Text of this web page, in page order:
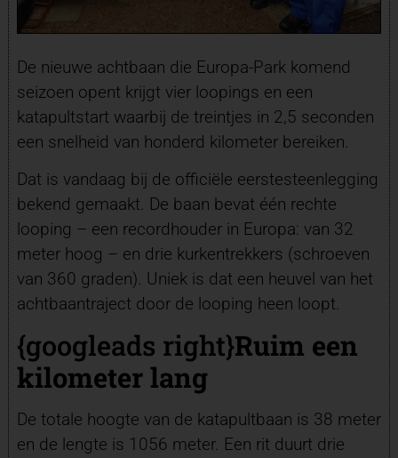
De nieuwe achtbaan die Europa-Park komend
seizoen opent krijgt vier loopings en een
katapultstart waarbij de treintjes in 2,5 seconden
een snelheid van honderd kilometer bereiken.
Dat is vandaag bij de officiële eerstesteenlegging
bekend gemaakt. De baan bevat één rechte
looping – een recordhouder in Europa: van 32
meter hoog – en drie kurkentrekkers (schroeven
van 360 graden). Uniek is dat een heuvel van het
achtbaantraject door de looping heen loopt.
{googleads right}Ruim een
kilometer lang
De totale hoogte van de katapultbaan is 38 meter
en de lengte is 1056 meter. Een rit duurt drie